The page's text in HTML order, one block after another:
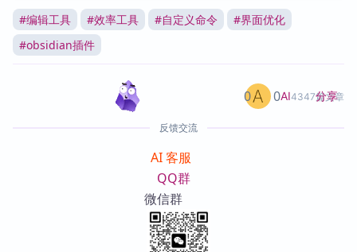
#编辑工具 #效率工具 #自定义命令 #界面优化
#obsidian插件
AI4347篇文章
0 0 分享
反馈交流
AI 客服
QQ群
微信群